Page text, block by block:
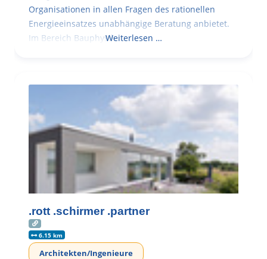
Organisationen in allen Fragen des rationellen
Energieeinsatzes unabhängige Beratung anbietet.
Im Bereich BauphysikWeiterlesen …
.rott .schirmer .partner
6.15 km
Architekten/Ingenieure